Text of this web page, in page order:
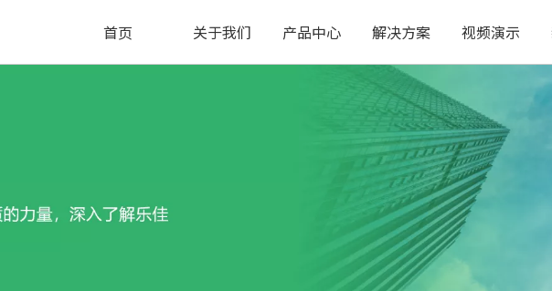
首页 关于我们 产品中心 解决方案 视频演示